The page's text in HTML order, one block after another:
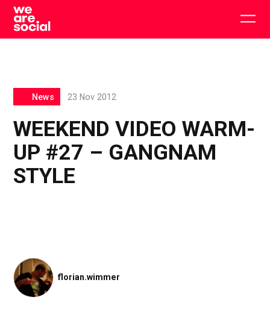
Skip
content
WEEKEND VIDEO WARM-
UP #27 – GANGNAM
STYLE
News 23 Nov 2012
florian.wimmer